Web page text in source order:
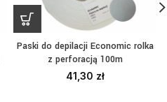
Paski do depilacji Economic rolka
z perforacją 100m
41,30 zł